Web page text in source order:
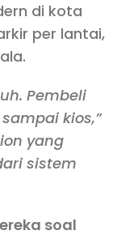
di kota
per lantai,
Pembeli
kios,”
yang
sistem
soal